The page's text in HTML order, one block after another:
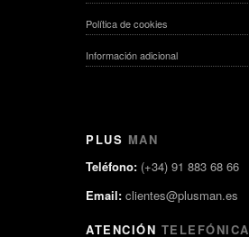
Política de cookies
Información adicional
PLUS MAN
Teléfono: (+34) 91 883 68 66
Email: clientes@plusman.es
ATENCIÓN TELEFÓNICA